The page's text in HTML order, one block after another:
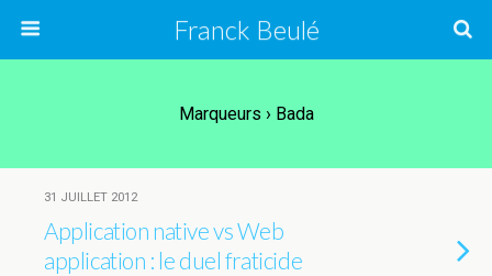
Franck Beulé
Marqueurs › Bada
31 JUILLET 2012
Application native vs Web
application : le duel fraticide